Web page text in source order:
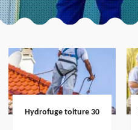
Hydrofuge toiture 30